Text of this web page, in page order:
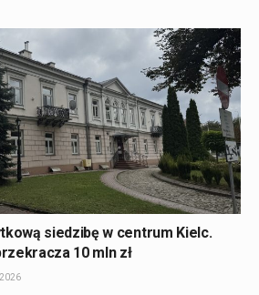
siedzibę w centrum Kielc.
10 mln zł